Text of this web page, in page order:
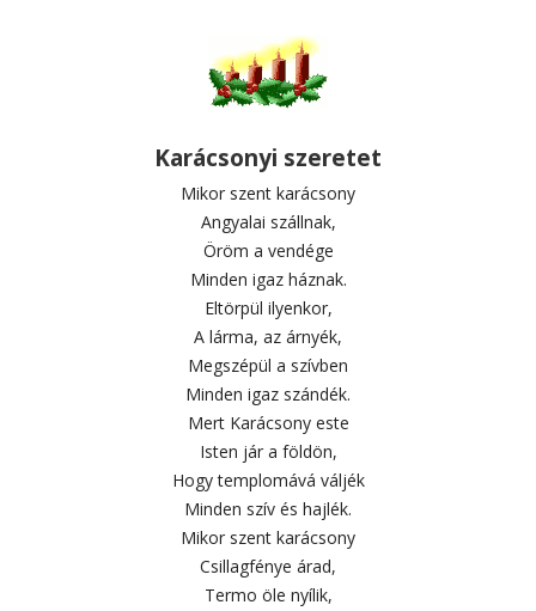
Karácsonyi szeretet
Mikor szent karácsony
Angyalai szállnak,
Öröm a vendége
Minden igaz háznak.
Eltörpül ilyenkor,
A lárma, az árnyék,
Megszépül a szívben
Minden igaz szándék.
Mert Karácsony este
Isten jár a földön,
Hogy templomává váljék
Minden szív és hajlék.
Mikor szent karácsony
Csillagfénye árad,
Termo öle nyílik,